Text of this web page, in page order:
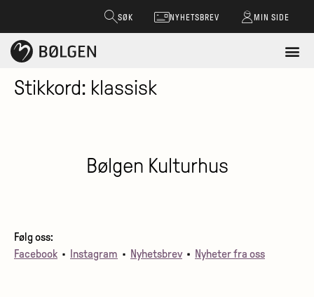
SØK NYHETSBREV MIN SIDE
Stikkord: klassisk
Bølgen Kulturhus
Følg oss:
Facebook • Instagram • Nyhetsbrev• Nyheter fra oss